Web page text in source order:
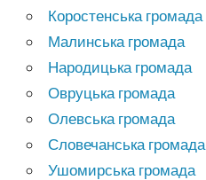
Коростенська громада
Малинська громада
Народицька громада
Овруцька громада
Олевська громада
Словечанська громада
Ушомирська громада